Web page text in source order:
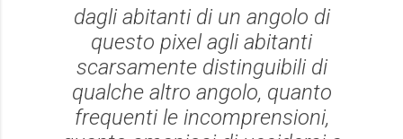
dagli abitanti di un angolo di
questo pixel agli abitanti
scarsamente distinguibili di
qualche altro angolo, quanto
frequenti le incomprensioni,